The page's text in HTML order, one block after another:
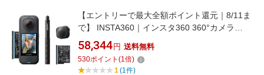
【エントリーで最大全額ポイント還元｜8/11ま
で】 INSTA360｜インスタ360 360°カメラ
Insta360 X4 Air スターターバンドル グラファ
イトブラック CINSAAFA-SE03 [8K対応 /防水]
58,344 円 送料無料
530ポイント (1倍)
1(1件)